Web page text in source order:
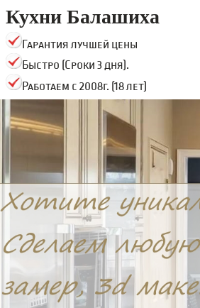
Кухни Балашиха
Гарантия лучшей цены
Быстро (Сроки 3 дня).
Работаем с 2008г. (18 лет)